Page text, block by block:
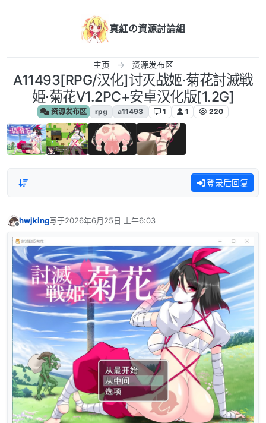
真紅の資源討論組
主页 资源发布区
A11493[RPG/汉化]讨灭战姬·菊花討滅戦
姫·菊花V1.2PC+安卓汉化版[1.2G]
资源发布区 rpg a11493 1 1 220
登录后回复
hwjking写于2026年6月25日 上午6:03
最后由 编辑